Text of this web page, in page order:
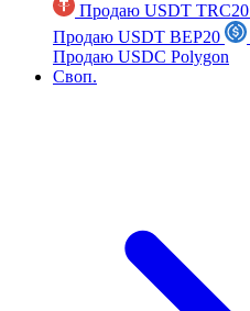
Продаю USDT TRC20
Продаю USDT BEP20
Продаю USDC Polygon
Своп.